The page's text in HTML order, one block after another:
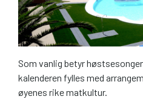
Som vanlig betyr
kalenderen fylles med
øyenes rike matkultur.